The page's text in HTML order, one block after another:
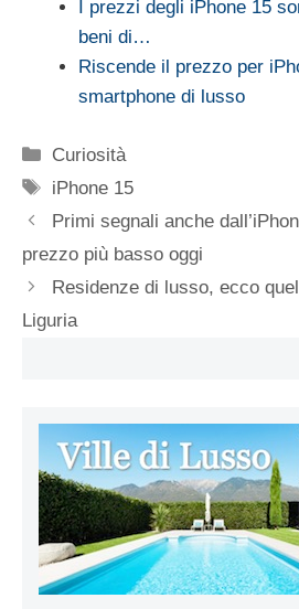
I prezzi degli iPhone 15
beni di…
Riscende il prezzo per
smartphone di lusso
Categorie
Curiosità
Tag
iPhone 15
Primi segnali anche
prezzo più basso oggi
Residenze di lusso, ecco
Liguria